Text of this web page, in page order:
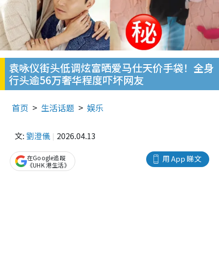
袁咏仪街头低调炫富晒爱马仕天价手袋！全身
行头逾56万奢华程度吓坏网友
首页 生活话题 娱乐
文: 劉澄儀 2026.04.13
用 App 睇文
在Google追蹤
《UHK 港生活》